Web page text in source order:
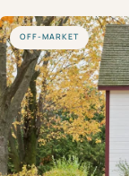
OFF-MARKET